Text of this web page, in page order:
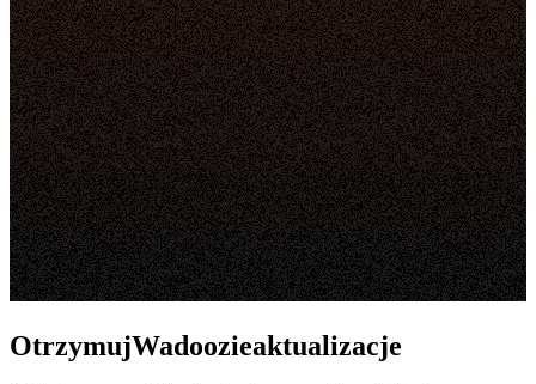
OtrzymujWadoozieaktualizacje